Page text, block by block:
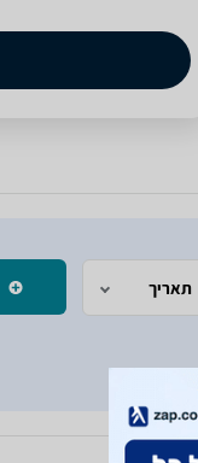
תאריך